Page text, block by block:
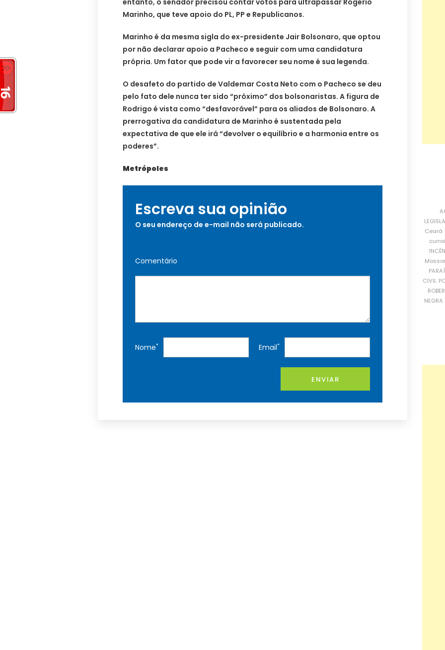
entanto, o senador precisou contar votos para ultrapassar Rogério
Marinho, que teve apoio do PL, PP e Republicanos.
Marinho é da mesma sigla do ex-presidente Jair Bolsonaro, que optou
por não declarar apoio a Pacheco e seguir com uma candidatura
própria. Um fator que pode vir a favorecer seu nome é sua legenda.
O desafeto do partido de Valdemar Costa Neto com o Pacheco se deu
pelo fato dele nunca ter sido “próximo” dos bolsonaristas. A figura de
Rodrigo é vista como “desfavorável” para os aliados de Bolsonaro. A
prerrogativa da candidatura de Marinho é sustentada pela
expectativa de que ele irá “devolver o equilíbrio e a harmonia entre os
poderes”.
Metrópoles
Escreva sua opinião
O seu endereço de e-mail não será publicado.
Comentário
Nome* Email*
ENVIAR
Ceará
CIVIL
NEGRA